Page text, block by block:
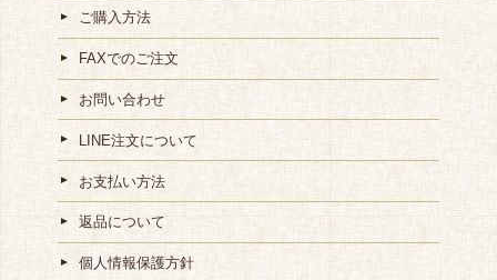
ご購入方法
FAXでのご注文
お問い合わせ
LINE注文について
お支払い方法
返品について
個人情報保護方針